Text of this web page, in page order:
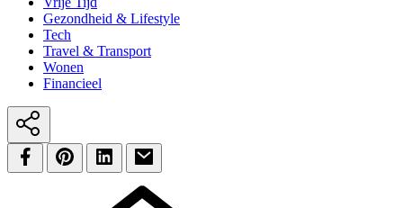
Gezondheid & Lifestyle
Tech
Travel & Transport
Wonen
Financieel